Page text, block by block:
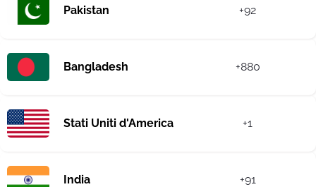
Pakistan +92
Bangladesh +880
Stati Uniti d'America +1
India +91